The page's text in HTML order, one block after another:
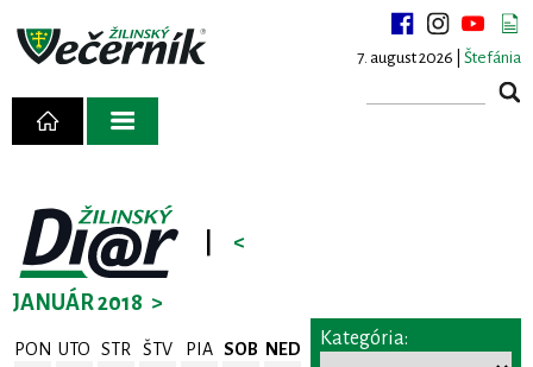
7. august 2026 | Štefánia
<
JANUÁR 2018 >
PON UTO STR ŠTV PIA SOB NED Kategória: